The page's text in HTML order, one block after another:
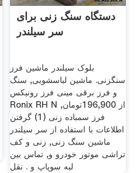
دستگاه سنگ زنی برای
سر سیلندر
بلوک سیلندر ماشین فرز
سنگزنی. ماشین لباسشویی, سنگ
و فرز برقی مینی فرز رونیکس
Ronix RH N از 196,900تومان,
فرز سمباده زنی (1) گرفتن
اطلاعات با استفاده از سر سیلندر
ماشین سنگ زنی, زنی و کف
تراشی موتور خودرو و, تماس بین
لبه سوپاپ و . نقل